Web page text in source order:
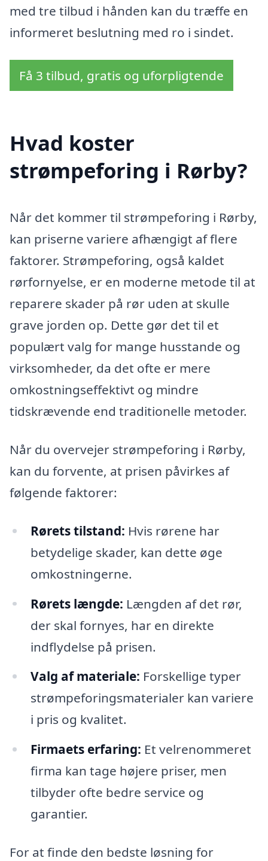
med tre tilbud i hånden kan du træffe en
informeret beslutning med ro i sindet.
Få 3 tilbud, gratis og uforpligtende
Hvad koster
strømpeforing i Rørby?
Når det kommer til strømpeforing i Rørby,
kan priserne variere afhængigt af flere
faktorer. Strømpeforing, også kaldet
rørfornyelse, er en moderne metode til at
reparere skader på rør uden at skulle
grave jorden op. Dette gør det til et
populært valg for mange husstande og
virksomheder, da det ofte er mere
omkostningseffektivt og mindre
tidskrævende end traditionelle metoder.
Når du overvejer strømpeforing i Rørby,
kan du forvente, at prisen påvirkes af
følgende faktorer:
Rørets tilstand: Hvis rørene har
betydelige skader, kan dette øge
omkostningerne.
Rørets længde: Længden af det rør,
der skal fornyes, har en direkte
indflydelse på prisen.
Valg af materiale: Forskellige typer
strømpeforingsmaterialer kan variere
i pris og kvalitet.
Firmaets erfaring: Et velrenommeret
firma kan tage højere priser, men
tilbyder ofte bedre service og
garantier.
For at finde den bedste løsning for